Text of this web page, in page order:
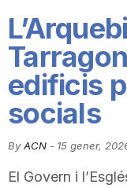
C
i
edificis
socials
By ACN - 15 gener,
El Govern i